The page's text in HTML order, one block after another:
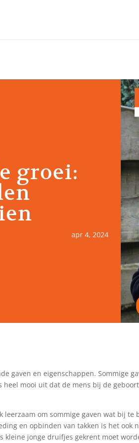
groei:
apr 4, 2024
gaven en eigenschappen. Sommige
heel mooi uit dat de mens bij de
leerzaam om sommige gaven wat bij
en opbinden van takken is het
kleine jonge druifjes gekrent moet